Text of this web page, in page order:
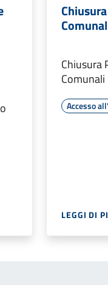
Chiusura
Comunali
Accesso
LEGGI DI